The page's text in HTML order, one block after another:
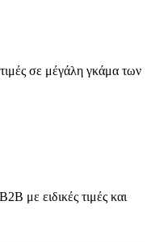
σε μέγάλη γκάμα των
με ειδικές τιμές και